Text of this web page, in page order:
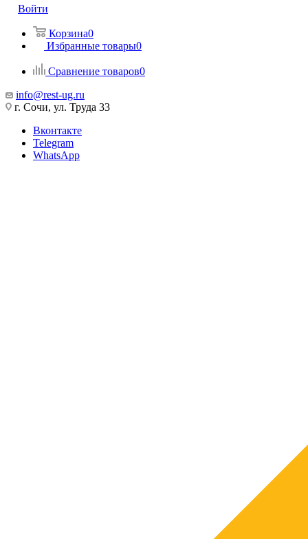
Войти
Корзина0
Избранные товары0
Сравнение товаров0
info@rest-ug.ru
г. Сочи, ул. Труда 33
Вконтакте
Telegram
WhatsApp